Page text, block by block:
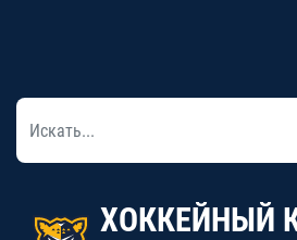
ХОККЕЙНЫЙ